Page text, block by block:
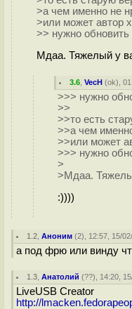
>а чем именно не
>или может автор
>> нужно
Мдаа. Тяжелый у
3.6 ,VecH (ok),
>>> нужно
>>
>>то есть
>>а чем
>>или может
>>> нужно
>
>Мдаа.
:))))
1.2 ,Аноним (2), 12:57, 15/
а под фрю или винду
1.3 ,Анатолий (??), 14:20,
LiveUSB Creator
http://